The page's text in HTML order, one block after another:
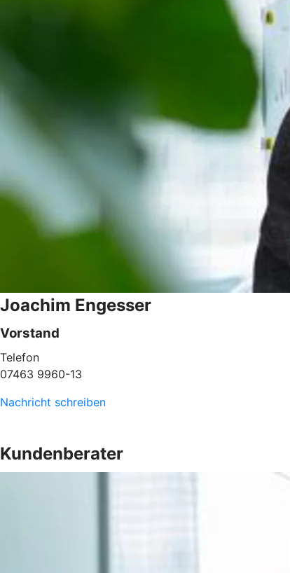
Joachim Engesser
Vorstand
Telefon
07463 9960-13
Nachricht schreiben
Kundenberater